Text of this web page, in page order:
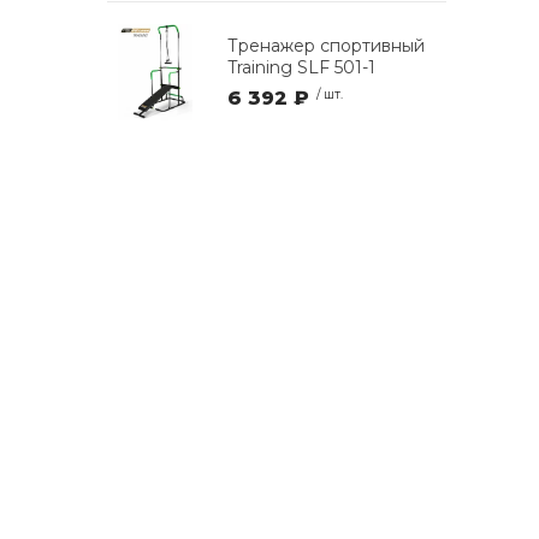
Тренажер спортивный
Training SLF 501-1
6 392 ₽ / шт.